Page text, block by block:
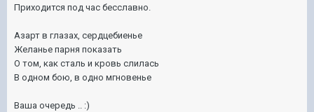
Приходится под час бесславно.
Азарт в глазах, сердцебиенье
Желанье парня показать
О том, как сталь и кровь слилась
В одном бою, в одно мгновенье
Ваша очередь .. :)